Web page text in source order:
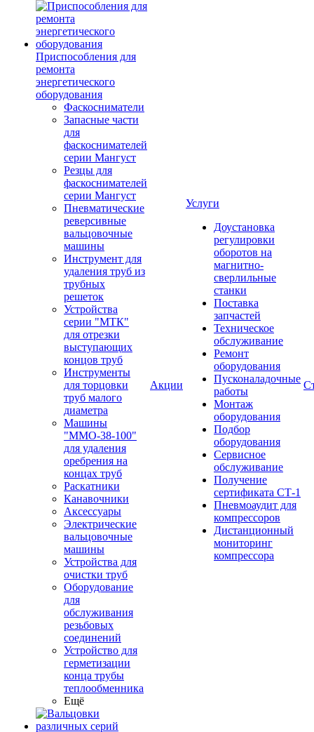
Приспособления для
ремонта
энергетического
оборудования
Фаскосниматели
Запасные части
для
фаскоснимателей
серии Мангуст
Резцы для
фаскоснимателей
серии Мангуст
Пневматические
реверсивные
вальцовочные
машины
Инструмент для
удаления труб из
трубных
решеток
Устройства
серии "МТК"
для отрезки
выступающих
концов труб
Инструменты
для торцовки
труб малого
диаметра
Машины
"ММО-38-100"
для удаления
оребрения на
концах труб
Раскатники
Канавочники
Аксессуары
Электрические
вальцовочные
машины
Устройства для
очистки труб
Оборудование
для
обслуживания
резьбовых
соединений
Устройство для
герметизации
конца трубы
теплообменника
Ещё
Акции
Услуги
Доустановка
регулировки
оборотов на
магнитно-
сверлильные
станки
Поставка
запчастей
Техническое
обслуживание
Ремонт
оборудования
Пусконаладочные
работы
Монтаж
оборудования
Подбор
оборудования
Сервисное
обслуживание
Получение
сертификата СТ-1
Пневмоаудит для
компрессоров
Дистанционный
мониторинг
компрессора